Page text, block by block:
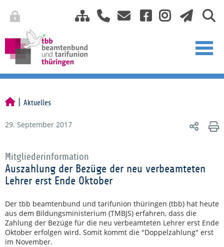
Aktuelles
29. September 2017
Mitgliederinformation
Auszahlung der Bezüge der neu verbeamteten
Lehrer erst Ende Oktober
Der tbb beamtenbund und tarifunion thüringen (tbb) hat heute
aus dem Bildungsministerium (TMBJS) erfahren, dass die
Zahlung der Bezüge für die neu verbeamteten Lehrer erst Ende
Oktober erfolgen wird. Somit kommt die "Doppelzahlung" erst
im November.